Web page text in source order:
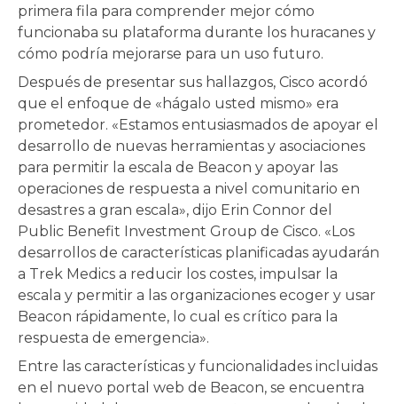
primera fila para comprender mejor cómo
funcionaba su plataforma durante los huracanes y
cómo podría mejorarse para un uso futuro.
Después de presentar sus hallazgos, Cisco acordó
que el enfoque de «hágalo usted mismo» era
prometedor. «Estamos entusiasmados de apoyar el
desarrollo de nuevas herramientas y asociaciones
para permitir la escala de Beacon y apoyar las
operaciones de respuesta a nivel comunitario en
desastres a gran escala», dijo Erin Connor del
Public Benefit Investment Group de Cisco. «Los
desarrollos de características planificadas ayudarán
a Trek Medics a reducir los costes, impulsar la
escala y permitir a las organizaciones ecoger y usar
Beacon rápidamente, lo cual es crítico para la
respuesta de emergencia».
Entre las características y funcionalidades incluidas
en el nuevo portal web de Beacon, se encuentra